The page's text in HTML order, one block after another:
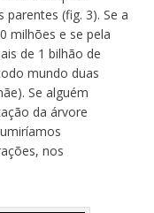
(fig. 3). Se a
milhões e se pela
de 1 bilhão de
mundo duas
Se alguém
da árvore
nos